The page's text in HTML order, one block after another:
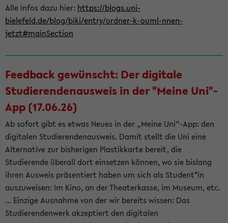
Alle Infos dazu hier: https://blogs.uni-
bielefeld.de/blog/biki/entry/ordner-k-ouml-nnen-
jetzt#mainSection
Feedback gewünscht: Der digitale
Studierendenausweis in der "Meine Uni"-
App (17.06.26)
Ab sofort gibt es etwas Neues in der „Meine Uni“-App: den
digitalen Studierendenausweis. Damit stellt die Uni eine
Alternative zur bisherigen Plastikkarte bereit, die
Studierende überall dort einsetzen können, wo sie bislang
ihren Ausweis präsentiert haben um sich als Student*in
auszuweisen: Im Kino, an der Theaterkasse, im Museum, etc.
... Einzige Ausnahme von der wir bereits wissen: Das
Studierendenwerk akzeptiert den digitalen